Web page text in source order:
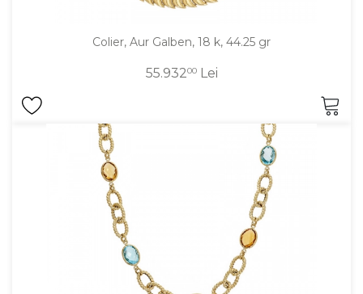
Colier, Aur Galben, 18 k, 44.25 gr
55.93200Lei